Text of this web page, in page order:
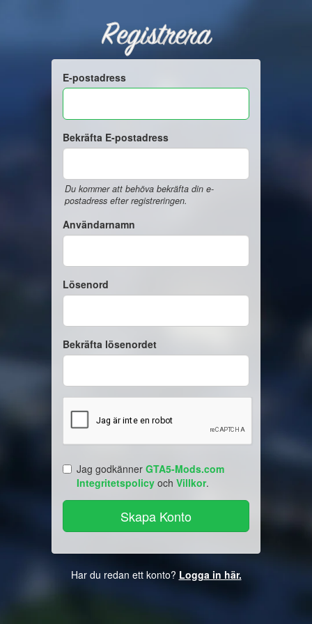
Registrera
E-postadress
Bekräfta E-postadress
Du kommer att behöva bekräfta din e-
postadress efter registreringen.
Användarnamn
Lösenord
Bekräfta lösenordet
Jag godkänner GTA5-Mods.com
Integritetspolicy och Villkor.
Har du redan ett konto? Logga in här.